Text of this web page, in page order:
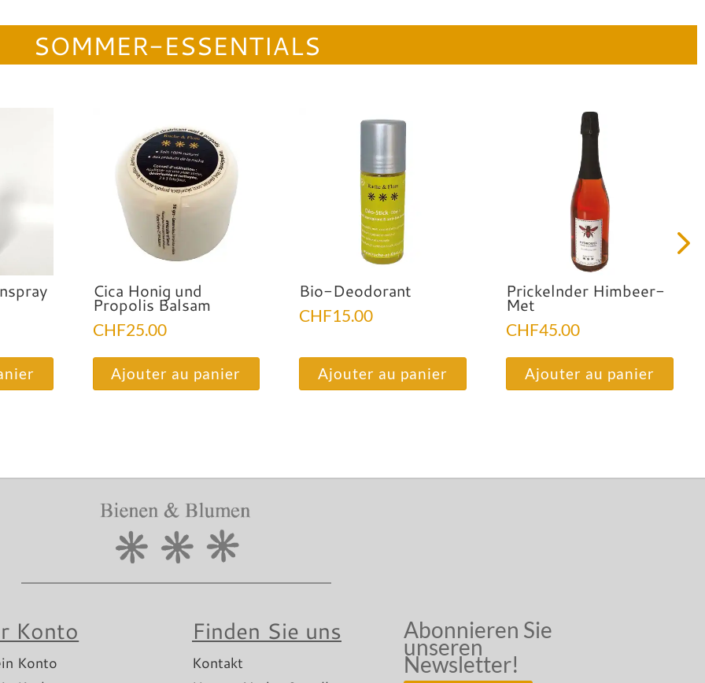
SOMMER-ESSENTIALS
Cica Honig und
Propolis Balsam
CHF25.00
Ajouter au panier
Bio-Deodorant
CHF15.00
Ajouter au panier
Prickelnder Himbeer-
Met
CHF45.00
Ajouter au panier
Konto
Konto
Finden Sie uns
Kontakt
Abonnieren Sie
unseren
Newsletter!